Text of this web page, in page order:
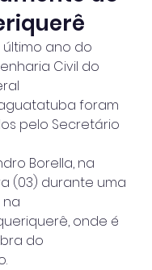
ano do
Civil do
foram
pelo Secretário
Borella, na
(03) durante uma
onde é
do